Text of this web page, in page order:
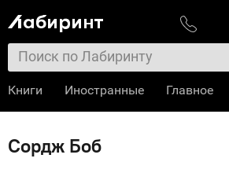
Сордж Боб
Книги Иностранные Главное